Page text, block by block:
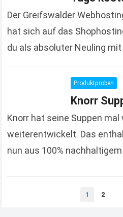
Der Greifswalder
hat sich auf das
du als absoluter Neuling
bisheriges Shopsystem
Produktproben
Knorr
Knorr hat seine Suppen
weiterentwickelt. Das
nun aus 100%
Seitennummerierung
1 2